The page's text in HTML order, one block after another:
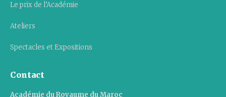
Le prix de l’Académie
Ateliers
Spectacles et Expositions
Contact
Académie du Royaume du Maroc